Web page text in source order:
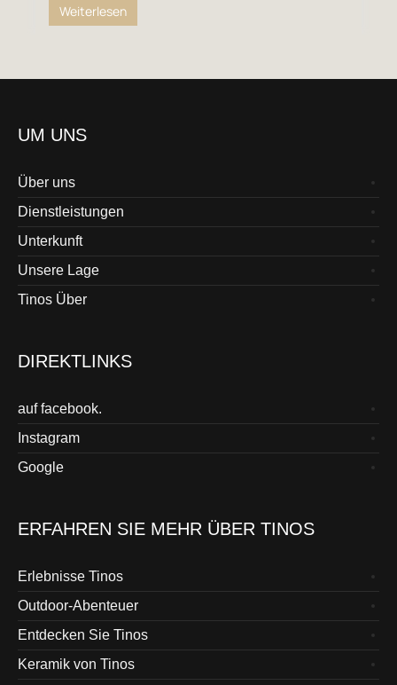
Weiterlesen
UM UNS
Über uns
Dienstleistungen
Unterkunft
Unsere Lage
Tinos Über
DIREKTLINKS
auf facebook.
Instagram
Google
ERFAHREN SIE MEHR ÜBER TINOS
Erlebnisse Tinos
Outdoor-Abenteuer
Entdecken Sie Tinos
Keramik von Tinos